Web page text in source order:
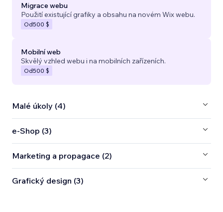
Migrace webu
Použití existující grafiky a obsahu na novém Wix webu.
Od500 $
Mobilní web
Skvělý vzhled webu i na mobilních zařízeních.
Od500 $
Malé úkoly (4)
e‑Shop (3)
Marketing a propagace (2)
Grafický design (3)